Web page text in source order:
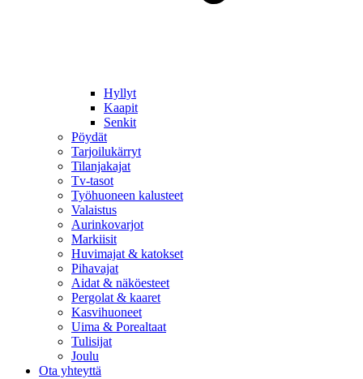
Hyllyt
Kaapit
Senkit
Pöydät
Tarjoilukärryt
Tilanjakajat
Tv-tasot
Työhuoneen kalusteet
Valaistus
Aurinkovarjot
Markiisit
Huvimajat & katokset
Pihavajat
Aidat & näköesteet
Pergolat & kaaret
Kasvihuoneet
Uima & Porealtaat
Tulisijat
Joulu
Ota yhteyttä